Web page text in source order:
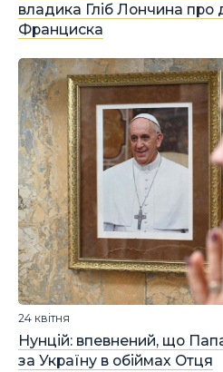
владика Гліб Лончина про
Франциска
Нунцій: впевнений, що
за Україну в обіймах Отця
24 квітня